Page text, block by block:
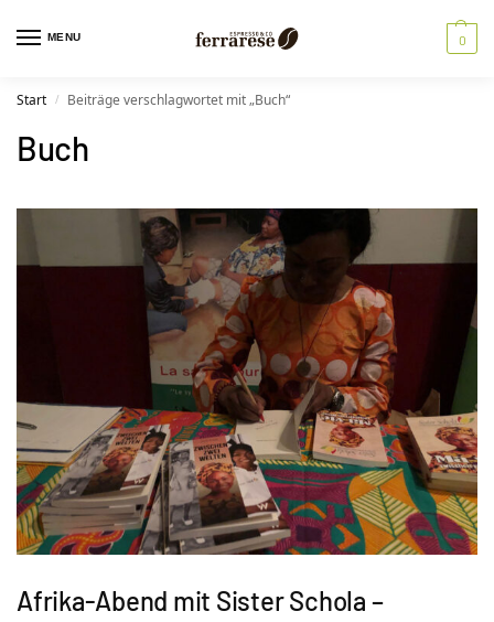
MENU 0
Start / Beiträge verschlagwortet mit „Buch“
Buch
Afrika-Abend mit Sister Schola –